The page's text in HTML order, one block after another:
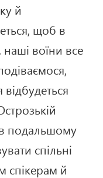
й
щоб в
наші воїни все
подальшому
спільні
спікерам й